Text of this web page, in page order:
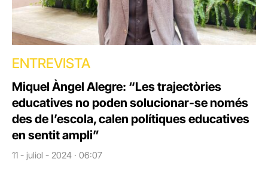
ENTREVISTA
Miquel Àngel Alegre: “Les trajectòries
educatives no poden solucionar-se només
des de l’escola, calen polítiques educatives
en sentit ampli”
11 - juliol - 2024 · 06:07